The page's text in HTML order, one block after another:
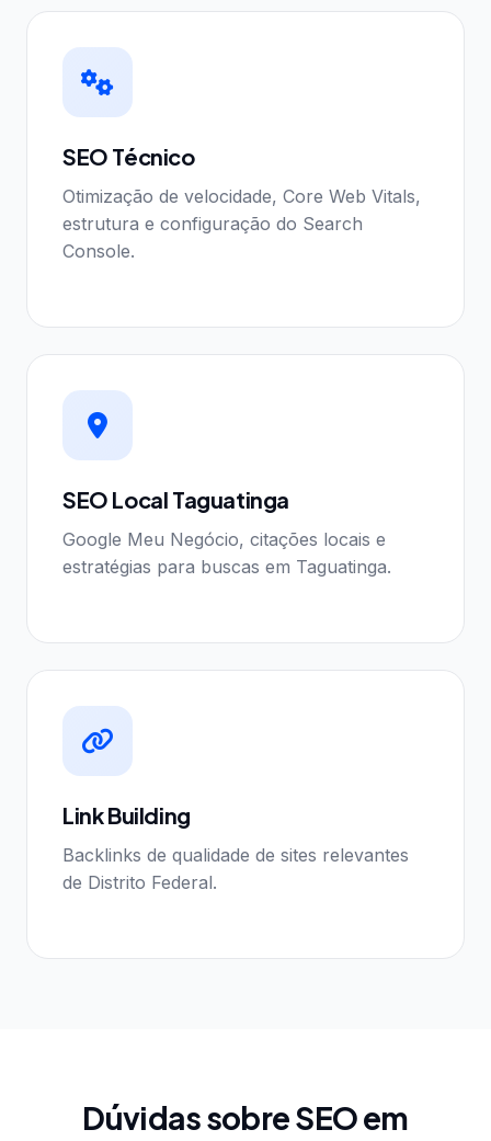
SEO Técnico
Otimização de velocidade, Core Web Vitals,
estrutura e configuração do Search
Console.
SEO Local Taguatinga
Google Meu Negócio, citações locais e
estratégias para buscas em Taguatinga.
Link Building
Backlinks de qualidade de sites relevantes
de Distrito Federal.
Dúvidas sobre SEO em